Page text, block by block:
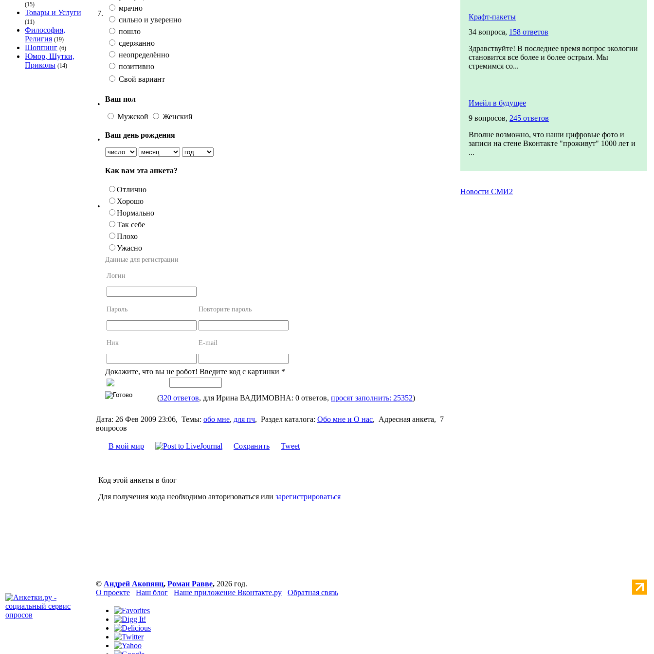
(15)
Товары и Услуги
(11)
Философия,
Религия (19)
Шоппинг (6)
Юмор, Шутки,
Приколы (14)
7.
мрачно
сильно и уверенно
пошло
сдержанно
неопределённо
позитивно
Свой вариант
•
Ваш пол
Мужской Женский
•
Ваш день рождения
•
Как вам эта анкета?
Отлично
Хорошо
Нормально
Так себе
Плохо
Ужасно
Данные для регистрации
Логин
Пароль Повторите пароль
Ник E-mail
Докажите, что вы не робот! Введите код с картинки *
(320 ответов, для Ирина ВАДИМОВНА: 0 ответов, просят заполнить: 25352)
Дата: 26 Фев 2009 23:06, Темы: обо мне, для пч, Раздел каталога: Обо мне и О нас, Адресная анкета, 7
вопросов
В мой мир Сохранить Tweet
Код этой анкеты в блог
Для получения кода необходимо авторизоваться или зарегистрироваться
Крафт-пакеты
34 вопроса, 158 ответов
Здравствуйте! В последнее время вопрос экологии
становится все более и более острым. Мы
стремимся со...
Имейл в будущее
9 вопросов, 245 ответов
Вполне возможно, что наши цифровые фото и
записи на стене Вконтакте "проживут" 1000 лет и
...
Новости СМИ2
© Андрей Акопянц, Роман Равве, 2026 год.
О проекте
Наш блог Наше приложение Вконтакте.ру Обратная связь